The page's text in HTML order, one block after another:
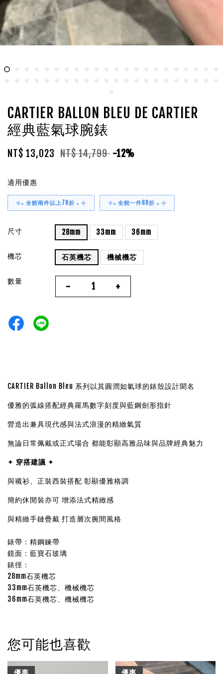
CARTIER BALLON BLEU DE CARTIER
經典藍氣球腕錶
NT$ 13,023 NT$ 14,799 -12%
適用優惠
⊹₊ 全館兩件以上78折 ₊ ⊹ ⊹₊ 全館一件88折 ₊ ⊹
尺寸 28mm 33mm 36mm
機芯 石英機芯 機械機芯
數量 - +
CARTIER Ballon Bleu 系列以其圓潤如氣球的錶殼設計聞名
優雅的弧線搭配經典羅馬數字刻度與藍鋼劍形指針
營造出兼具現代感與法式浪漫的精緻氣質
無論日常佩戴或正式場合 都能彰顯高雅品味與品牌經典魅力
✦ 穿搭建議 ✦
與襯衫、正裝西裝搭配 彰顯優雅格調
簡約休閒裝亦可 增添法式精緻感
與精緻手鏈疊戴 打造層次腕間風格
錶帶：精鋼鍊帶
鏡面：藍寶石玻璃
錶徑：
28mm石英機芯
33mm石英機芯、機械機芯
36mm石英機芯、機械機芯
您可能也喜歡